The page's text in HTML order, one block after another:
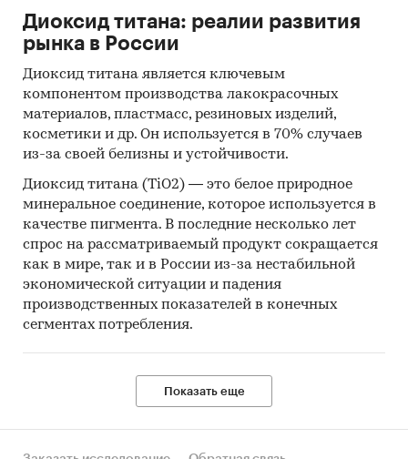
Диоксид титана: реалии развития
рынка в России
Диоксид титана является ключевым
компонентом производства лакокрасочных
материалов, пластмасс, резиновых изделий,
косметики и др. Он используется в 70% случаев
из-за своей белизны и устойчивости.
Диоксид титана (TiO2) — это белое природное
минеральное соединение, которое используется в
качестве пигмента. В последние несколько лет
спрос на рассматриваемый продукт сокращается
как в мире, так и в России из-за нестабильной
экономической ситуации и падения
производственных показателей в конечных
сегментах потребления.
Показать еще